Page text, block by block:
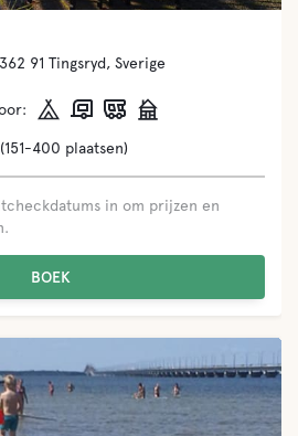
91 Tingsryd, Sverige
(151-400 plaatsen)
in om prijzen en
BOEK